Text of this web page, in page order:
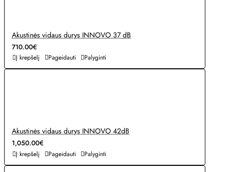
Akustinės vidaus durys INNOVO 37 dB
710.00€
Į krepšelį Pageidauti Palyginti
Akustinės vidaus durys INNOVO 42dB
1,050.00€
Į krepšelį Pageidauti Palyginti